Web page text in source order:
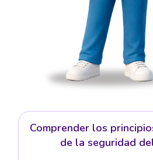
Comprender los
de la seguridad